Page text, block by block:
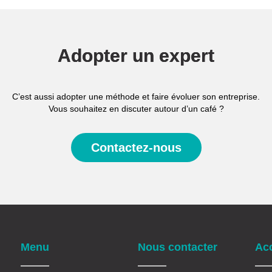
Adopter un expert
C’est aussi adopter une méthode et faire évoluer son entreprise.
Vous souhaitez en discuter autour d’un café ?
Contactez-nous
Menu Nous contacter